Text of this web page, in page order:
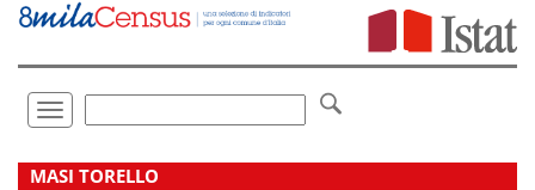
Vai
direttamente
Toggle
navigation
.
MASI TORELLO